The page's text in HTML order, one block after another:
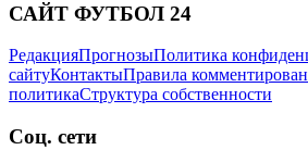
САЙТ ФУТБОЛ 24
РедакцияПрогнозыПолитика
сайтуКонтактыПравила
политикаСтруктура собственности
Соц. сети